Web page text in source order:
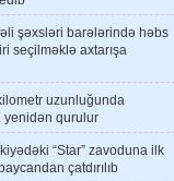
şəxsləri barələrində həbs
seçilməklə axtarışa
uzunluğunda
yenidən qurulur
“Star” zavoduna ilk
çatdırılıb